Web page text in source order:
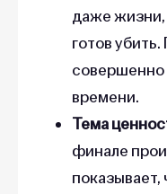
даже жизни,
готов
совершенно
времени.
Тема
финале
показывает,